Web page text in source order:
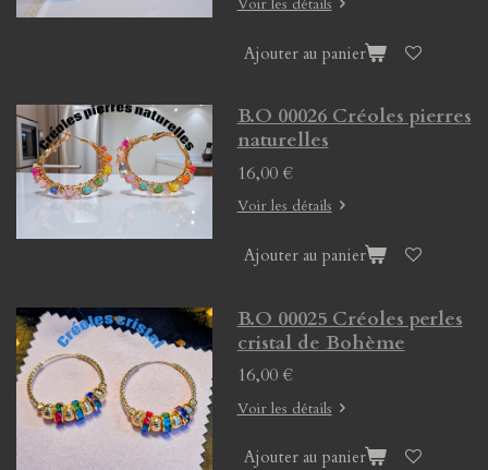
Ajouter au panier
B.O 00026 Créoles pierres
naturelles
16,00 €
Voir les détails
Ajouter au panier
B.O 00025 Créoles perles
cristal de Bohème
16,00 €
Voir les détails
Ajouter au panier